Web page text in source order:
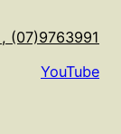
(07)9763991
YouTube